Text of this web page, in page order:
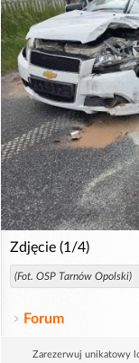
Zdjęcie (1/4)
(Fot. OSP Tarnów Opolski)
Forum
Zarezerwuj unikatowy